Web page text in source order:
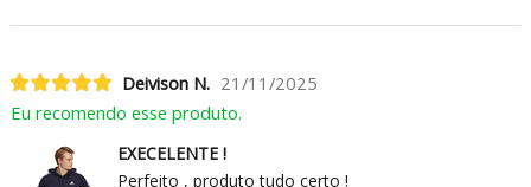
Deivison N. 21/11/2025
Eu recomendo esse produto.
EXECELENTE !
Perfeito , produto tudo certo !